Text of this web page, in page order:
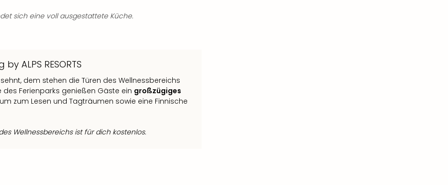
sich eine voll ausgestattete Küche.
ALPS RESORTS
sehnt, dem stehen die Türen des Wellnessbereichs
Ferienparks genießen Gäste ein großzügiges
zum Lesen und Tagträumen sowie eine Finnische
Wellnessbereichs ist für dich kostenlos.